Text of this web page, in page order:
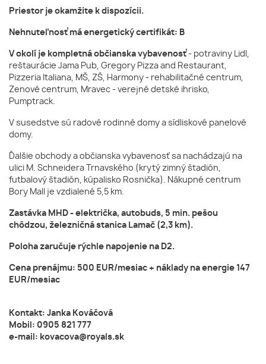
Priestor je okamžite k dispozícii.
Nehnuteľnosť má energetický certifikát: B
V okolí je kompletná občianska vybavenosť- potraviny Lidl,
reštaurácie Jama Pub, Gregory Pizza and Restaurant,
Pizzeria Italiana, MŠ, ZŠ, Harmony - rehabilitačné centrum,
Zenové centrum, Mravec - verejné detské ihrisko,
Pumptrack.
V susedstve sú radové rodinné domy a sídliskové panelové
domy.
Ďalšie obchody a občianska vybavenosť sa nachádzajú na
ulici M. Schneidera Trnavského (krytý zimný štadión,
futbalový štadión, kúpalisko Rosnička). Nákupné centrum
Bory Mall je vzdialené 5,5 km.
Zastávka MHD - električka, autobuds, 5 min. pešou
chôdzou, železničná stanica Lamač (2,3 km).
Poloha zaručuje rýchle napojenie na D2.
Cena prenájmu: 500 EUR/mesiac + náklady na energie 147
EUR/mesiac
Kontakt: Janka Kováčová
Mobil: 0905 821 777
e-mail: kovacova@royals.sk